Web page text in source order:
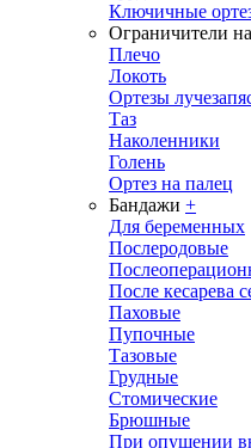
Ключичные
Ограничители
Плечо
Локоть
Ортезы
Таз
Наколенники
Голень
Ортез на палец
Бандажи +
Для беременных
Послеродовые
После кесарева
Паховые
Пупочные
Тазовые
Грудные
Стомические
Брюшные
При опущении